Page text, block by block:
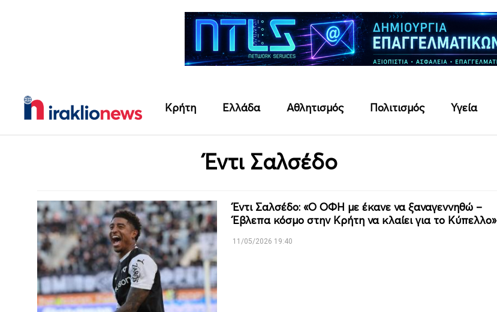
Κρήτη Ελλάδα Αθλητισμός Πολιτισμός Υγεία
Έντι Σαλσέδο
Έντι Σαλσέδο: «Ο ΟΦΗ με έκανε να ξαναγεννηθώ –
Έβλεπα κόσμο στην Κρήτη να κλαίει για το Κύπελλο»
11/05/2026 19:40